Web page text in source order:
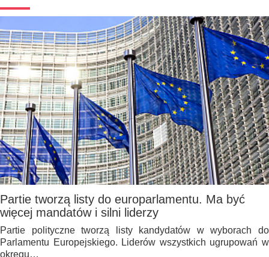
Partie tworzą listy do europarlamentu. Ma być
więcej mandatów i silni liderzy
Partie polityczne tworzą listy kandydatów w wyborach do
Parlamentu Europejskiego. Liderów wszystkich ugrupowań w
okręgu…